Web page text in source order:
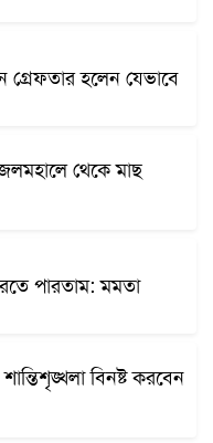
গ্রেফতার হলেন যেভাবে
থেকে মাছ
পারতাম: মমতা
বিনষ্ট করবেন